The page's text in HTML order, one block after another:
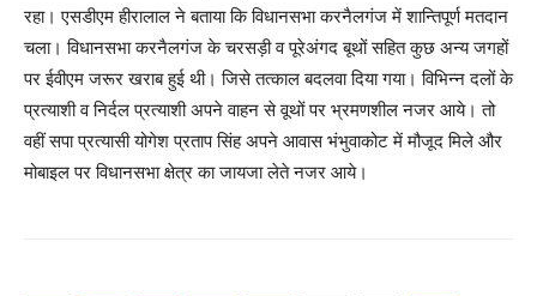
रहा। एसडीएम हीरालाल ने बताया कि विधानसभा करनैलगंज में शान्तिपूर्ण मतदान
चला। विधानसभा करनैलगंज के चरसड़ी व पूरेअंगद बूथों सहित कुछ अन्य जगहों
पर ईवीएम जरूर खराब हुई थी। जिसे तत्काल बदलवा दिया गया। विभिन्न दलों के
प्रत्याशी व निर्दल प्रत्याशी अपने वाहन से वूथों पर भ्रमणशील नजर आये। तो
वहीं सपा प्रत्यासी योगेश प्रताप सिंह अपने आवास भंभुवाकोट में मौजूद मिले और
मोबाइल पर विधानसभा क्षेत्र का जायजा लेते नजर आये।